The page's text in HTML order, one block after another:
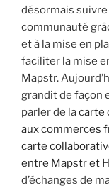
désormais
communauté
et à la mise en
faciliter la mise
Mapstr.
grandit de façon
parler de lacarte
aux commerces
carte
entre Mapstr et
d’échanges de